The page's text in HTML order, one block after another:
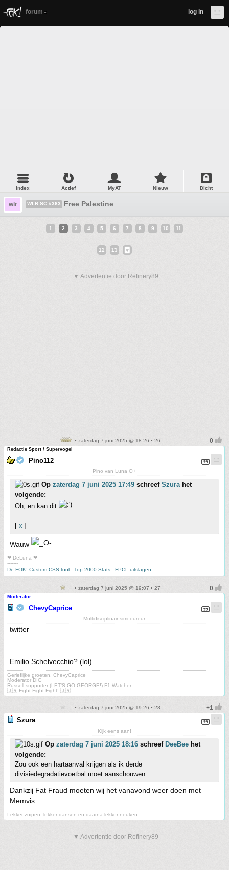
forum log in
Index Actief MyAT Nieuw Dicht
wlr WLR SC #363 Free Palestine
1 2 3 4 5 6 7 8 9 10 11
12 13
▼ Advertentie door Refinery89
• zaterdag 7 juni 2025 @ 18:26 • 26
Redactie Sport / Supervogel
Pino112
Pino van Luna O+
Op zaterdag 7 juni 2025 17:49 schreef Szurahet
volgende:
Oh, en kan dit
[ x ]
Wauw
❤ DeLuna ❤
-------
De FOK! Custom CSS-tool - Top 2000 Stats - FPCL-uitslagen
• zaterdag 7 juni 2025 @ 19:07 • 27
Moderator
ChevyCaprice
Multidisciplinair simcoureur
twitter
Emilio Schelvecchio? (lol)
Gerieflijke groeten, ChevyCaprice
Moderator DIG
Russell-supporter (LET'S GO GEORGE!) F1 Watcher
🇺🇦 Fight Fight Fight! 🇺🇦
• zaterdag 7 juni 2025 @ 19:26 • 28
Szura
Kijk eens aan!
Op zaterdag 7 juni 2025 18:16 schreef DeeBee het
volgende:
Zou ook een hartaanval krijgen als ik derde
divisiedegradatievoetbal moet aanschouwen
Dankzij Fat Fraud moeten wij het vanavond weer doen met
Memvis
Lekker zuipen, lekker dansen en daarna lekker neuken.
▼ Advertentie door Refinery89